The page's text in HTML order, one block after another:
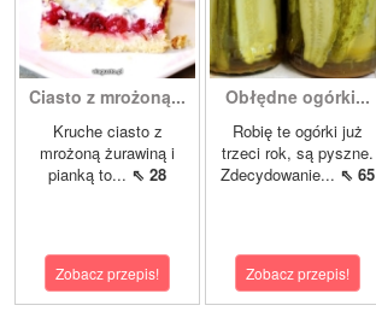
Ciasto z mrożoną...
Kruche ciasto z
mrożoną żurawiną i
pianką to... ⇖ 28
Zobacz przepis!
Obłędne ogórki...
Robię te ogórki już
trzeci rok, są pyszne.
Zdecydowanie... ⇖ 65
Zobacz przepis!